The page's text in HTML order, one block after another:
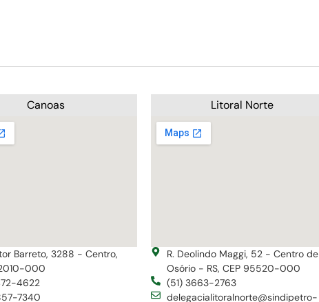
Canoas
Barreto, 3288 - Centro,
000
4622
7340
Litoral Norte
R. Deolindo Maggi, 52 - Centro de
Osório - RS, CEP 95520-000
(51) 3663-2763
delegacialitoralnorte@sindipetro-